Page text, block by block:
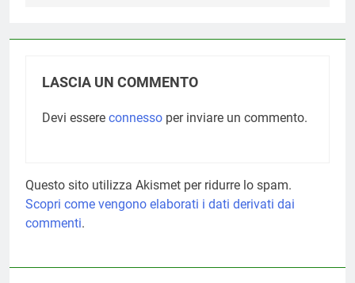
LASCIA UN COMMENTO
Devi essere connesso per inviare un commento.
Questo sito utilizza Akismet per ridurre lo spam.
Scopri come vengono elaborati i dati derivati dai
commenti.